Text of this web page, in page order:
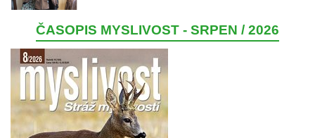
ČASOPIS MYSLIVOST - SRPEN / 2026